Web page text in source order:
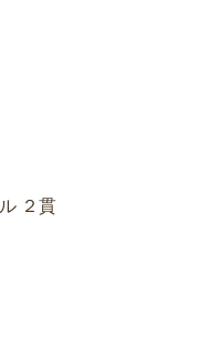
２貫